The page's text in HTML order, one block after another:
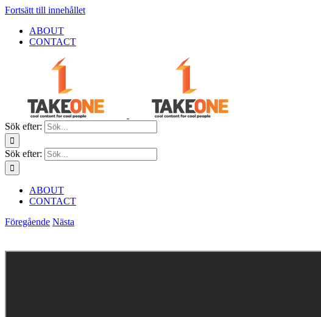
Fortsätt till innehållet
ABOUT
CONTACT
Sök efter:
Sök efter:
ABOUT
CONTACT
Föregående Nästa